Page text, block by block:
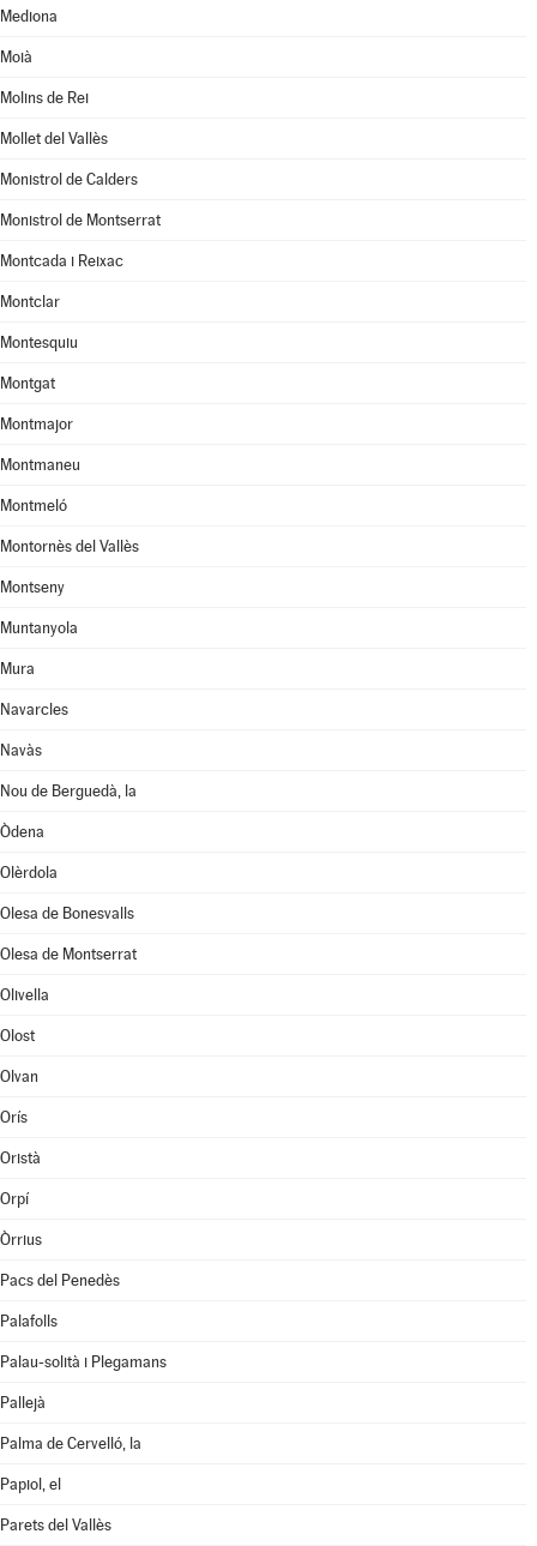
Mediona
Moià
Molins de Rei
Mollet del Vallès
Monistrol de Calders
Monistrol de Montserrat
Montcada i Reixac
Montclar
Montesquiu
Montgat
Montmajor
Montmaneu
Montmeló
Montornès del Vallès
Montseny
Muntanyola
Mura
Navarcles
Navàs
Nou de Berguedà, la
Òdena
Olèrdola
Olesa de Bonesvalls
Olesa de Montserrat
Olivella
Olost
Olvan
Orís
Oristà
Orpí
Òrrius
Pacs del Penedès
Palafolls
Palau-solità i Plegamans
Pallejà
Palma de Cervelló, la
Papiol, el
Parets del Vallès